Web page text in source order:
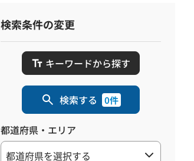
検索条件の変更
キーワードから探す
検索する 0件
都道府県・エリア